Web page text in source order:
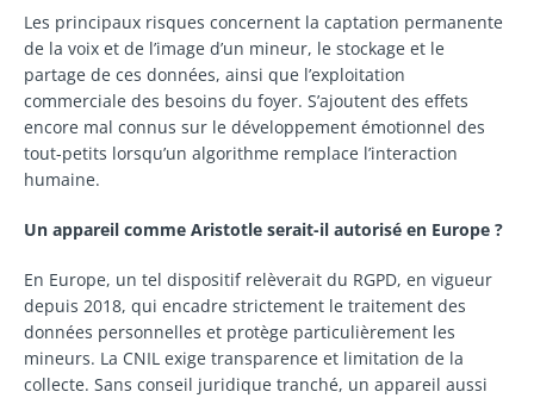
Les principaux risques concernent la captation permanente
de la voix et de l’image d’un mineur, le stockage et le
partage de ces données, ainsi que l’exploitation
commerciale des besoins du foyer. S’ajoutent des effets
encore mal connus sur le développement émotionnel des
tout-petits lorsqu’un algorithme remplace l’interaction
humaine.
Un appareil comme Aristotle serait-il autorisé en Europe ?
En Europe, un tel dispositif relèverait du RGPD, en vigueur
depuis 2018, qui encadre strictement le traitement des
données personnelles et protège particulièrement les
mineurs. La CNIL exige transparence et limitation de la
collecte. Sans conseil juridique tranché, un appareil aussi